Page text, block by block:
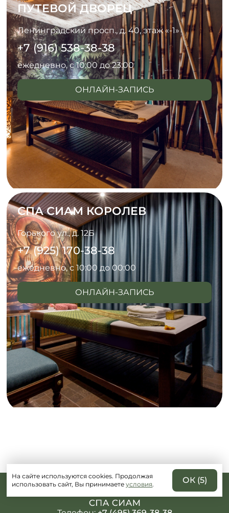
ПУТЕВОЙ ДВОРЕЦ
Ленинградский просп., д. 40, этаж «-1»
+7 (916) 538-38-38
ежедневно, с 10:00 до 23:00
ОНЛАЙН-ЗАПИСЬ
СПА СИАМ КОРОЛЕВ
Горького ул., д. 12Б
+7 (925) 170-38-38
ежедневно, с 10:00 до 00:00
ОНЛАЙН-ЗАПИСЬ
На сайте используются cookies. Продолжая
использовать сайт, Вы принимаетеусловия. ОК (5)